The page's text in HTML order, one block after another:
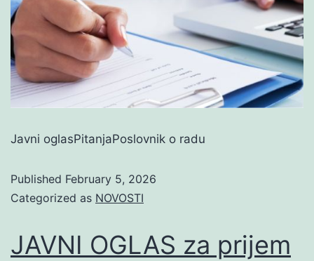
Javni oglasPitanjaPoslovnik o radu
Published February 5, 2026
Categorized as NOVOSTI
JAVNI OGLAS za prijem